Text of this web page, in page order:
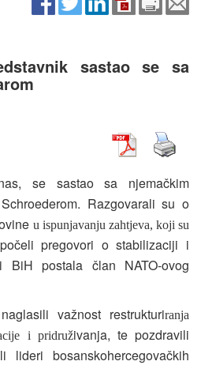
sastao se sa
se sastao sa njemačkim
Razgovarali su o
u ispunjavanju zahtjeva, koji su
pregovori o stabilizaciji i
postala član NATO-ovog
važnost restrukturiranja
i pridruživanja, te pozdravili
bosanskohercegovačkih